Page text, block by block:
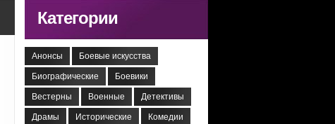
Категории
Анонсы Боевые искусства
Биографические Боевики
Вестерны Военные Детективы
Драмы Исторические Комедии